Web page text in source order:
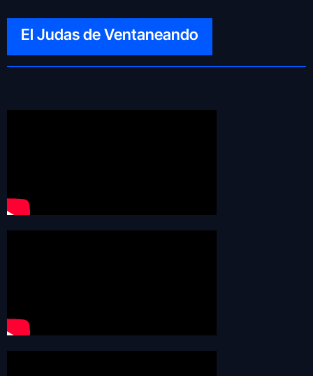
El Judas de Ventaneando